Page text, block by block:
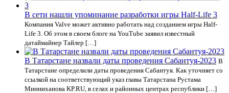
В сети нашли упоминание разработки игры Half-Life 3
Компания Valve может активно работать над созданием игры Half-
Life 3. Об этом в своем блоге на YouTube заявил известный
датаймайнер Тайлер […]
В Татарстане назвали даты проведения Сабантуя-2023 В
Татарстане определили даты проведения Сабантуя. Как уточняет со
ссылкой на соответствующий указ главы Татарстана Рустама
Минниханова KP.RU, в селах и районных центрах республики […]